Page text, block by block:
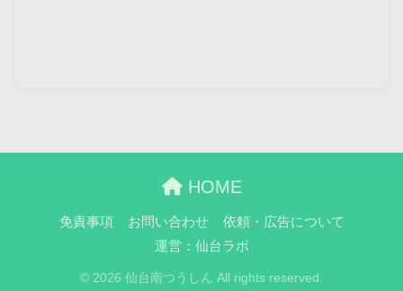
HOME
免責事項 お問い合わせ
依頼・広告について
運営：仙台ラボ
© 2026 仙台南つうしん All rights reserved.